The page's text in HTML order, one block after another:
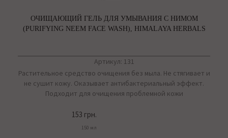
ОЧИЩАЮЩИЙ ГЕЛЬ ДЛЯ УМЫВАНИЯ С НИМОМ
(PURIFYING NEEM FACE WASH), HIMALAYA HERBALS
Артикул: 131
Растительное средство очищения без мыла. Не стягивает и
не сушит кожу. Оказывает антибактериальный эффект.
Подходит для очищения проблемной кожи
153 грн.
150 мл